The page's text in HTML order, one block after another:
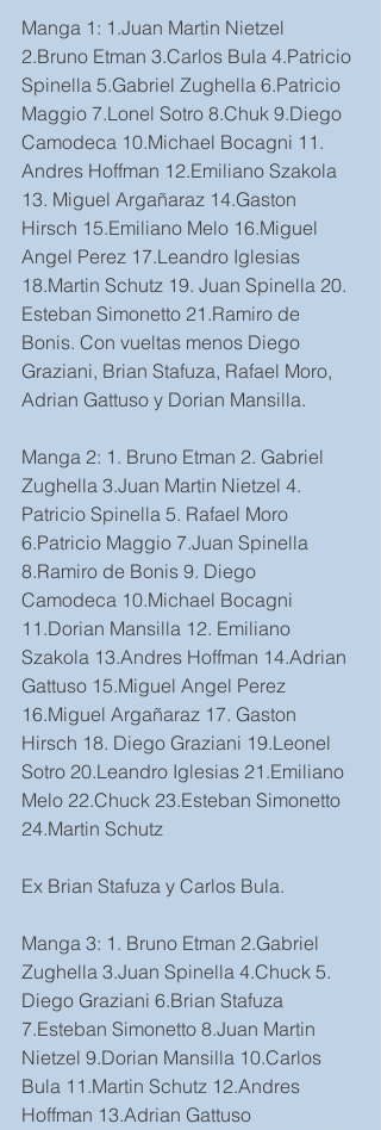
Manga 1: 1.Juan Martin Nietzel
2.Bruno Etman 3.Carlos Bula 4.Patricio
Spinella 5.Gabriel Zughella 6.Patricio
Maggio 7.Lonel Sotro 8.Chuk 9.Diego
Camodeca 10.Michael Bocagni 11.
Andres Hoffman 12.Emiliano Szakola
13. Miguel Argañaraz 14.Gaston
Hirsch 15.Emiliano Melo 16.Miguel
Angel Perez 17.Leandro Iglesias
18.Martin Schutz 19. Juan Spinella 20.
Esteban Simonetto 21.Ramiro de
Bonis. Con vueltas menos Diego
Graziani, Brian Stafuza, Rafael Moro,
Adrian Gattuso y Dorian Mansilla.
Manga 2: 1. Bruno Etman 2. Gabriel
Zughella 3.Juan Martin Nietzel 4.
Patricio Spinella 5. Rafael Moro
6.Patricio Maggio 7.Juan Spinella
8.Ramiro de Bonis 9. Diego
Camodeca 10.Michael Bocagni
11.Dorian Mansilla 12. Emiliano
Szakola 13.Andres Hoffman 14.Adrian
Gattuso 15.Miguel Angel Perez
16.Miguel Argañaraz 17. Gaston
Hirsch 18. Diego Graziani 19.Leonel
Sotro 20.Leandro Iglesias 21.Emiliano
Melo 22.Chuck 23.Esteban Simonetto
24.Martin Schutz
Ex Brian Stafuza y Carlos Bula.
Manga 3: 1. Bruno Etman 2.Gabriel
Zughella 3.Juan Spinella 4.Chuck 5.
Diego Graziani 6.Brian Stafuza
7.Esteban Simonetto 8.Juan Martin
Nietzel 9.Dorian Mansilla 10.Carlos
Bula 11.Martin Schutz 12.Andres
Hoffman 13.Adrian Gattuso